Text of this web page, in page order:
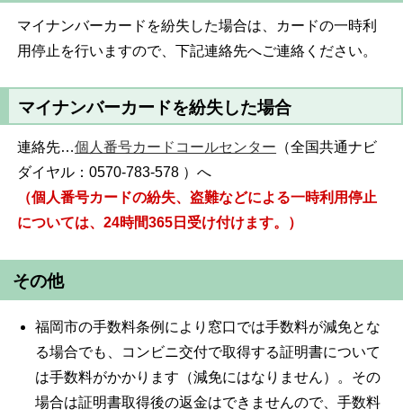
マイナンバーカードを紛失した場合は、カードの一時利
用停止を行いますので、下記連絡先へご連絡ください。
マイナンバーカードを紛失した場合
連絡先…個人番号カードコールセンター （全国共通ナビ
ダイヤル：0570-783-578 ）へ
（個人番号カードの紛失、盗難などによる一時利用停止
については、24時間365日受け付けます。）
その他
福岡市の手数料条例により窓口では手数料が減免とな
る場合でも、コンビニ交付で取得する証明書について
は手数料がかかります（減免にはなりません）。その
場合は証明書取得後の返金はできませんので、手数料